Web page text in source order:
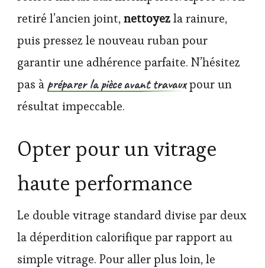
retiré l’ancien joint,nettoyezla rainure,
puis pressez le nouveau ruban pour
garantir une adhérence parfaite. N’hésitez
pas àpréparer la pièce avant travauxpour un
résultat impeccable.
Opter pour un vitrage
haute performance
Le double vitrage standard divise par deux
la déperdition calorifique par rapport au
simple vitrage. Pour aller plus loin, le